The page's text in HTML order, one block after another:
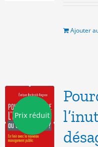
Ajouter
Prix réduit